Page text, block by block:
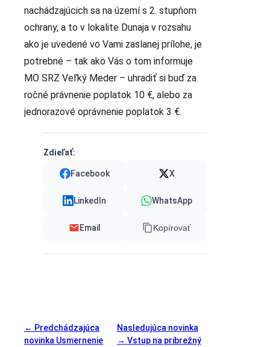
nachádzajúcich sa na území s 2. stupňom
ochrany, a to v lokalite Dunaja v rozsahu
ako je uvedené vo Vami zaslanej prílohe, je
potrebné – tak ako Vás o tom informuje
MO SRZ Veľký Meder – uhradiť si buď za
ročné právnenie poplatok 10 €, alebo za
jednorazové oprávnenie poplatok 3 €.
Zdieľať:
Facebook X
LinkedIn WhatsApp
Email Kopírovať
← Predchádzajúca
novinka Usmernenie
Nasledujúca novinka
→ Vstup na pribrežný